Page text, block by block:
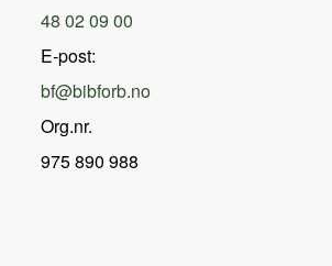
48 02 09 00
E-post:
bf@bibforb.no
Org.nr.
975 890 988